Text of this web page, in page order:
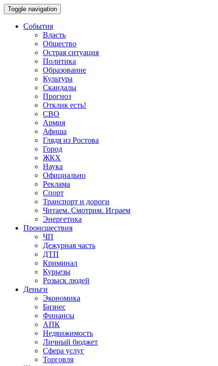
Toggle navigation
События
Власть
Общество
Острая ситуация
Политика
Образование
Культура
Скандалы
Прогноз
Отклик есть!
СВО
Армия
Афиша
Глядя из Ростова
Город
ЖКХ
Наука
Официально
Реклама
Спорт
Транспорт и дороги
Читаем. Смотрим. Играем
Энергетика
Происшествия
ЧП
Дежурная часть
ДТП
Криминал
Курьезы
Розыск людей
Деньги
Экономика
Бизнес
Финансы
АПК
Недвижимость
Личный бюджет
Сфера услуг
Торговля